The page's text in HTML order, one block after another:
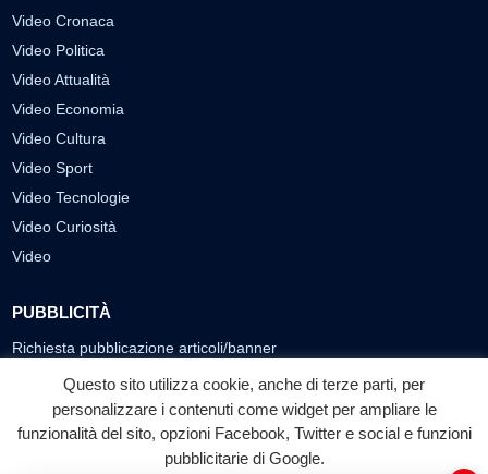
Video Cronaca
Video Politica
Video Attualità
Video Economia
Video Cultura
Video Sport
Video Tecnologie
Video Curiosità
Video
PUBBLICITÀ
Richiesta pubblicazione articoli/banner
SEGUICI SUI SOCIAL
f
Facebook
◎ ▶
YouTube
Questo sito utilizza cookie, anche di terze parti, per
personalizzare i contenuti come widget per ampliare le
funzionalità del sito, opzioni Facebook, Twitter e social e funzioni
pubblicitarie di Google.